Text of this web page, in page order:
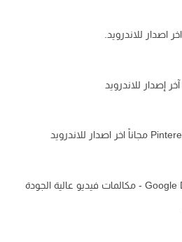
تحميل وتنزيل برنامج Google Duo - مكالمات فيديو عالية الجودة